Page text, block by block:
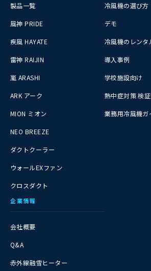
製品一覧
風神 PRIDE
疾風 HAYATE
雷神 RAIJIN
嵐 ARASHI
ARK アーク
MION ミオン
NEO BREEZE
ダクトクーラー
ウォールEXファン
クロスダクト
冷風機の選び方
デモ
冷風機のレンタ
導入事例
学校施設向け
熱中症対策 検
業務用冷風機ガ
企業情報
会社概要
Q&A
赤外線融雪ヒーター